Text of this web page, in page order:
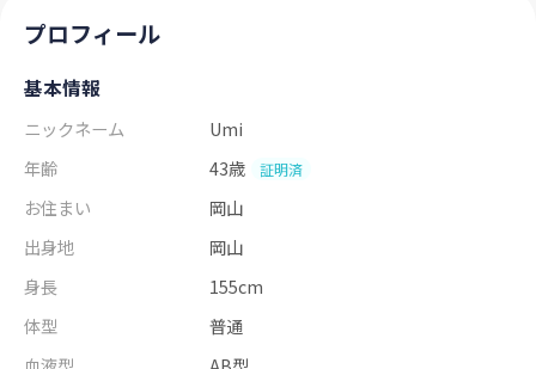
プロフィール
基本情報
ニックネーム
Umi
年齢
43歳 証明済
お住まい
岡山
出身地
岡山
身長
155cm
体型
普通